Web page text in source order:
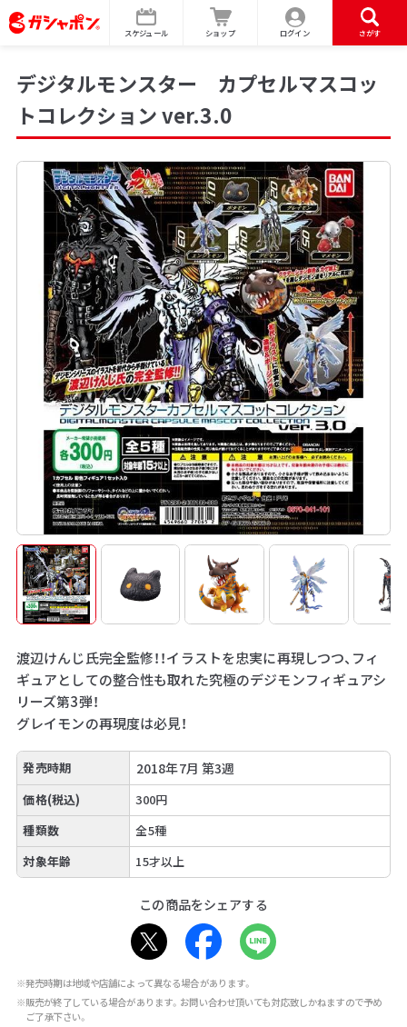
スケジュール ショップ ログイン さがす
デジタルモンスター カプセルマスコッ
トコレクション ver.3.0
渡辺けんじ氏完全監修！！イラストを忠実に再現しつつ、フィ
ギュアとしての整合性も取れた究極のデジモンフィギュアシ
リーズ第3弾！
グレイモンの再現度は必見！
発売時期 2018年7月 第3週
価格(税込)
300円
種類数
全5種
対象年齢
15才以上
この商品をシェアする
※発売時期は地域や店舗によって異なる場合があります。
※販売が終了している場合があります。お問い合わせ頂いても対応致しかねますので予め
ご了承下さい。